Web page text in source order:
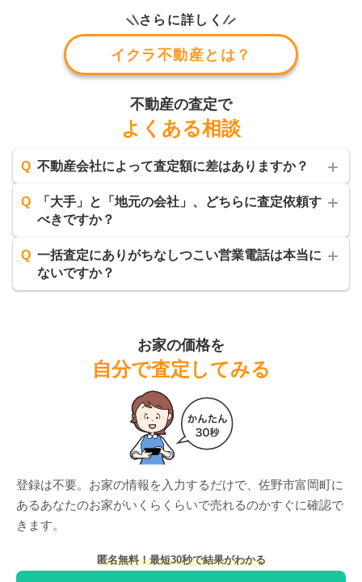
さらに詳しく
イクラ不動産とは？
不動産の査定で
よくある相談
Q 不動産会社によって査定額に差はありますか？
Q
「大手」と「地元の会社」、どちらに査定依頼す
べきですか？
Q 一括査定にありがちなしつこい営業電話は本当に
ないですか？
お家の価格を
自分で査定してみる
登録は不要。お家の情報を入力するだけで、 佐野市富岡町に
あるあなたのお家がいくらくらいで売れるのかすぐに確認で
きます。
匿名無料！最短30秒で結果がわかる